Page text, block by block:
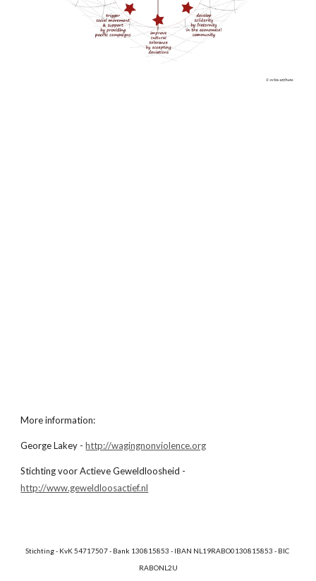
More information:
George Lakey - http://wagingnonviolence.org
Stichting voor Actieve Geweldloosheid -
http://www.geweldloosactief.nl
Stichting - KvK 54717507 - Bank 130815853 - IBAN NL19RABO0130815853 - BIC
RABONL2U